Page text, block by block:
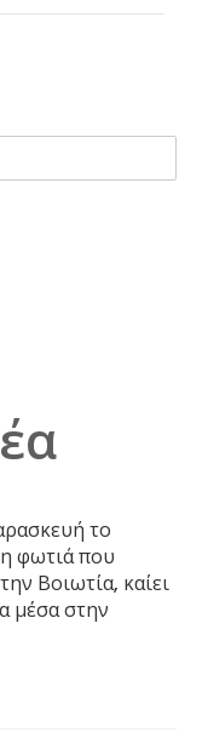
το
φωτιά που
Βοιωτία, καίει
μέσα στην